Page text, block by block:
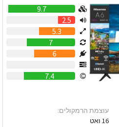
9.7
2.5
5.3
7
6
7.4
עוצמת הרמקולים:
16 ואט